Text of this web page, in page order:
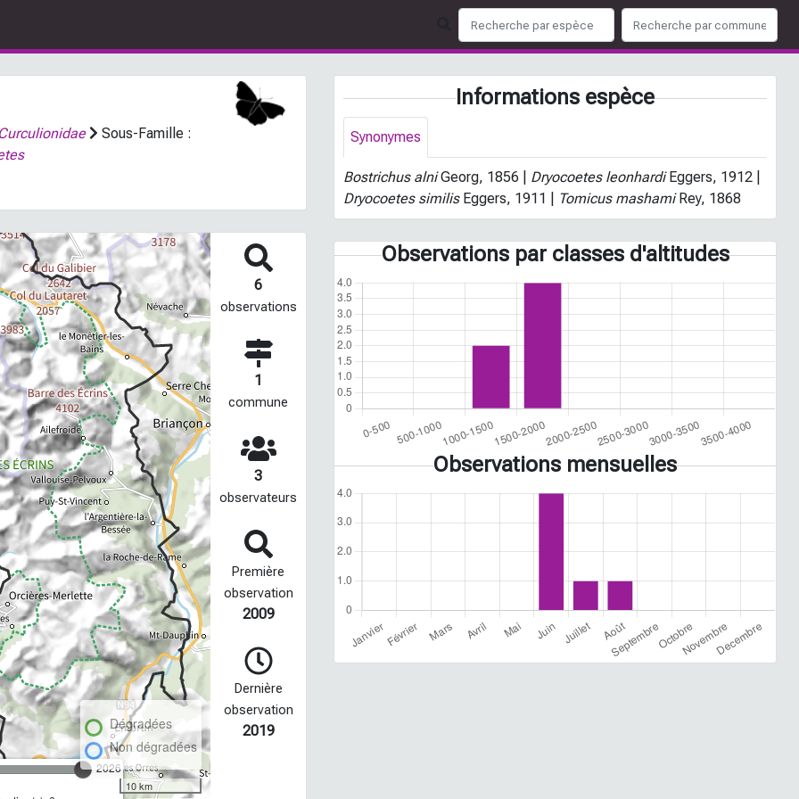
Sous-Famille :
2026
Dégradées
Non dégradées
10 km
6
observations
1
commune
3
observateurs
Première
observation
2009
Dernière
observation
2019
Informations espèce
Synonymes
Bostrichus alniGeorg, 1856 | Dryocoetes leonhardiEggers, 1912 |
Dryocoetes similisEggers, 1911 | Tomicus mashamiRey, 1868
Observations par classes d'altitudes
Observations mensuelles